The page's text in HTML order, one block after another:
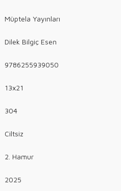
Müptela Yayınları
Dilek Bilgiç Esen
9786255939050
13x21
304
Ciltsiz
2. Hamur
2025